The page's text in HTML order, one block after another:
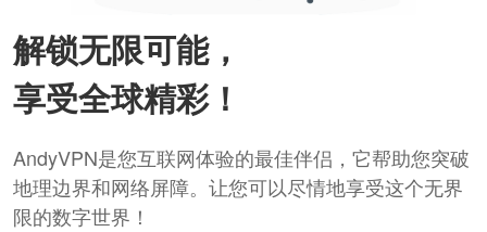
解锁无限可能，
享受全球精彩！
AndyVPN是您互联网体验的最佳伴侣，它帮助您突破
地理边界和网络屏障。让您可以尽情地享受这个无界
限的数字世界！